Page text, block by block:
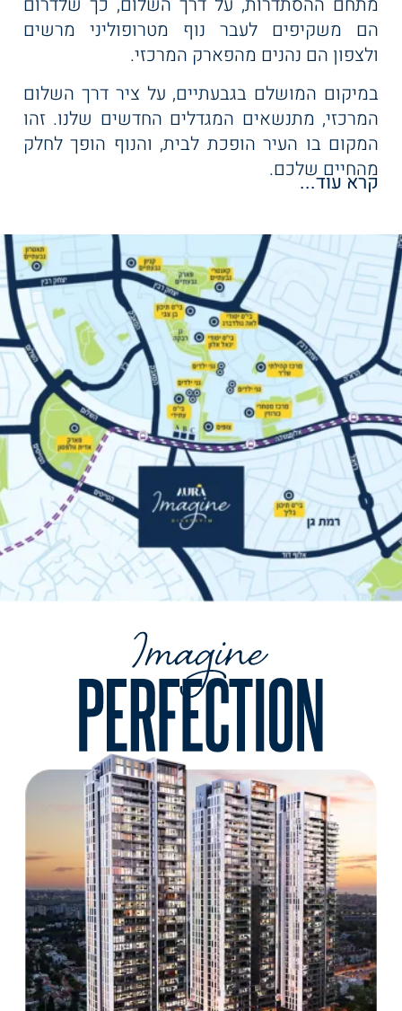
שולחן לתחרויות
משפחתיות I אזור
משחקי וידאו מתקדם.
מתחם ההסתדרות, על דרך השלום, כך שלדרום
הם משקיפים לעבר נוף מטרופוליני מרשים
ולצפון הם נהנים מהפארק המרכזי.
במיקום המושלם בגבעתיים, על ציר דרך השלום
המרכזי, מתנשאים המגדלים החדשים שלנו. זהו
המקום בו העיר הופכת לבית, והנוף הופך לחלק
מהחיים שלכם.
למה דווקא כאן?
מרכזיים I הליכה קצרה ממתחמי הקניות
המובילים I מוקף במוסדות חינוך מצוינים
ותחבורה ציבורית זמינה ונגישה.
כשגבעתיים פוגשת את תל אביב, נוצרת הזדמנות
נדירה ליהנות מכל העולמות.
השקט והקהילתיות של גבעתיים I הקרבה לפארק
המרכזי המתוכנן I נגישות מיידית למרכזי
התעסוקה I חיי תרבות ופנאי עשירים.
נוף עוצר נשימה
מצפון : הפארק המרכזי החדש של גבעתיים
מדרום: פנורמה מרהיבה של גוש דן
ממזרח: זריחות מדהימות מעל העיר
ממערב: שקיעות קסומות מעל הים
זו ההזדמנות שלכם להיות חלק מהסיפור המרגש
צרו קשר עוד היום וגלו את הבית החדש שלכם
במיקום המושלם.
קרא עוד...